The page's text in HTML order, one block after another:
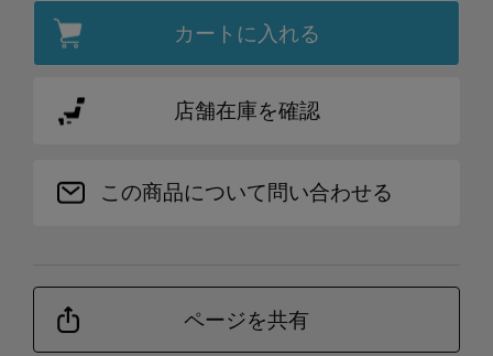
カートに入れる
店舗在庫を確認
この商品について問い合わせる
ページを共有